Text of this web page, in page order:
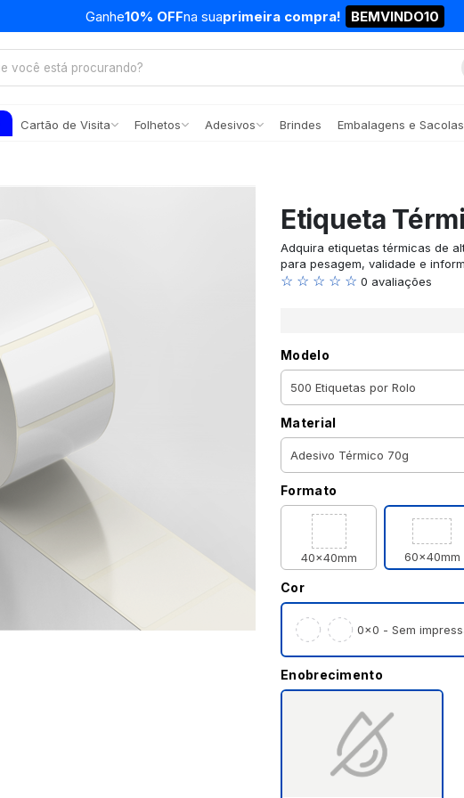
Ganhe10% OFFna suaprimeira compra! BEMVINDO10
Cartão de Visita Folhetos Adesivos Brindes Embalagens e Sacolas
Etiqueta
Adquira etiquetas térmicas de
para pesagem, validade e
☆ ☆ ☆ ☆ ☆ 0 avaliações
Modelo
Material
Formato
40x40mm 60x40mm
Cor
0×0 - Sem
Enobrecimento